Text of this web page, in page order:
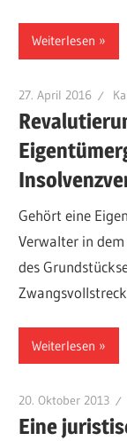
Weiterlesen
27. April 2016
Gehört eine
Verwalter in
des
Weiterlesen
20. Oktober 2013
Eine